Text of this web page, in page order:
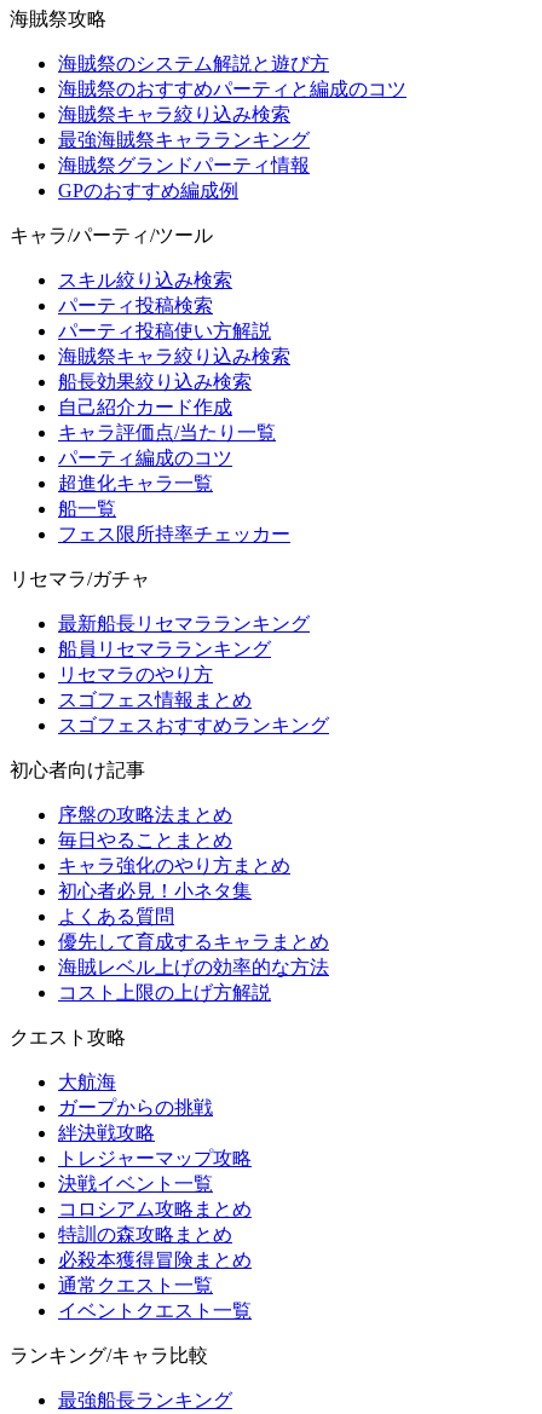
海賊祭攻略
海賊祭のシステム解説と遊び方
海賊祭のおすすめパーティと編成のコツ
海賊祭キャラ絞り込み検索
最強海賊祭キャラランキング
海賊祭グランドパーティ情報
GPのおすすめ編成例
キャラ/パーティ/ツール
スキル絞り込み検索
パーティ投稿検索
パーティ投稿使い方解説
海賊祭キャラ絞り込み検索
船長効果絞り込み検索
自己紹介カード作成
キャラ評価点/当たり一覧
パーティ編成のコツ
超進化キャラ一覧
船一覧
フェス限所持率チェッカー
リセマラ/ガチャ
最新船長リセマラランキング
船員リセマラランキング
リセマラのやり方
スゴフェス情報まとめ
スゴフェスおすすめランキング
初心者向け記事
序盤の攻略法まとめ
毎日やることまとめ
キャラ強化のやり方まとめ
初心者必見！小ネタ集
よくある質問
優先して育成するキャラまとめ
海賊レベル上げの効率的な方法
コスト上限の上げ方解説
クエスト攻略
大航海
ガープからの挑戦
絆決戦攻略
トレジャーマップ攻略
決戦イベント一覧
コロシアム攻略まとめ
特訓の森攻略まとめ
必殺本獲得冒険まとめ
通常クエスト一覧
イベントクエスト一覧
ランキング/キャラ比較
最強船長ランキング